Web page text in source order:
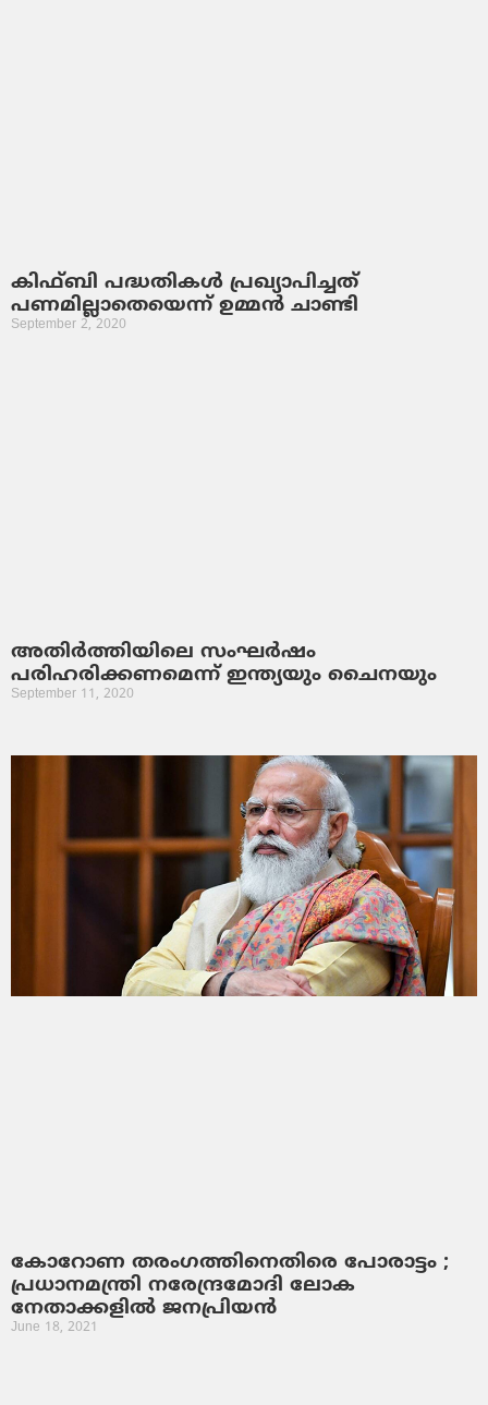
കിഫ്ബി പദ്ധതികള്‍ പ്രഖ്യാപിച്ചത്
പണമില്ലാതെയെന്ന് ഉമ്മന്‍ ചാണ്ടി
September 2, 2020
അതിർത്തിയിലെ സംഘർഷം
പരിഹരിക്കണമെന്ന് ഇന്ത്യയും ചൈനയും
September 11, 2020
കോറോണ തരംഗത്തിനെതിരെ പോരാട്ടം ;
പ്രധാനമന്ത്രി നരേന്ദ്രമോദി ലോക
നേതാക്കളില്‍ ജനപ്രിയന്‍
June 18, 2021